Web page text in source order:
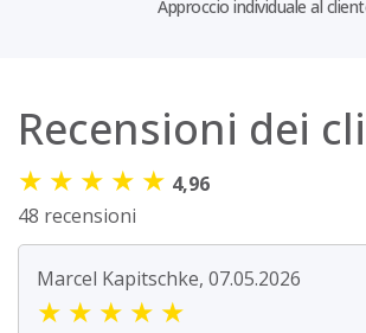
Approccio individuale al
Recensioni dei
★ ★ ★ ★ ★ 4,96
48 recensioni
Marcel Kapitschke, 07.05.2026
★ ★ ★ ★ ★